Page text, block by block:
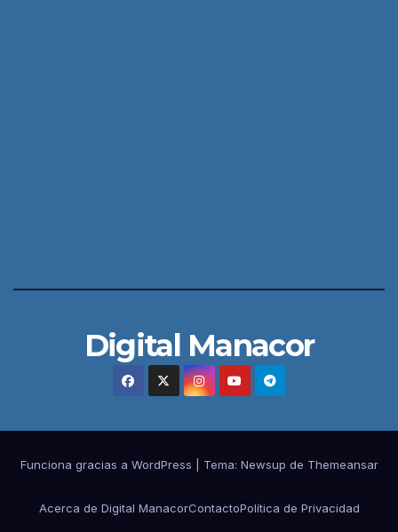
Digital Manacor
Funciona gracias a WordPress Tema: Newsup de Themeansar
Acerca de Digital ManacorContactoPolítica de Privacidad